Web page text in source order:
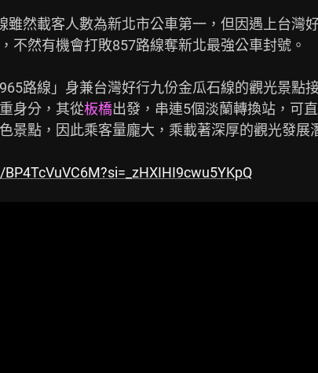
雖然載客人數為新北市公車第一，但因遇上台灣
不然有機會打敗857路線奪新北最強公車封號。
路線」身兼台灣好行九份金瓜石線的觀光景點
身分，其從板橋出發，串連5個淡蘭轉換站，可
景點，因此乘客量龐大，乘載著深厚的觀光發展